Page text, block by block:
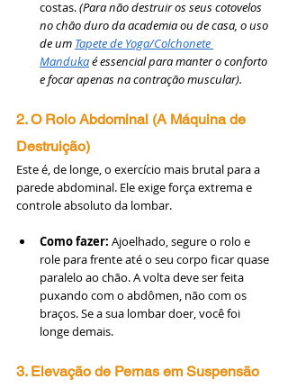
costas. (Para não destruir os seus cotovelos
no chão duro da academia ou de casa, o uso
de um Tapete de Yoga/Colchonete
Manduka é essencial para manter o conforto
e focar apenas na contração muscular).
2. O Rolo Abdominal (A Máquina de
Destruição)
Este é, de longe, o exercício mais brutal para a
parede abdominal. Ele exige força extrema e
controle absoluto da lombar.
Como fazer: Ajoelhado, segure o rolo e
role para frente até o seu corpo ficar quase
paralelo ao chão. A volta deve ser feita
puxando com o abdômen, não com os
braços. Se a sua lombar doer, você foi
longe demais.
3. Elevação de Pernas em Suspensão